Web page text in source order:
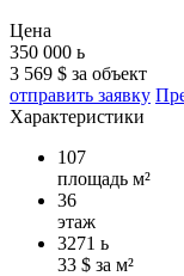
Цена
350 000 ь
3 569 $ за объект
отправить заявку
Характеристики
107
площадь м²
36
этаж
3271 ь
33 $ за м²